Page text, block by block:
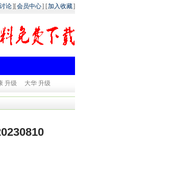
论][会员中心] [加入收藏]
升级 大华 升级